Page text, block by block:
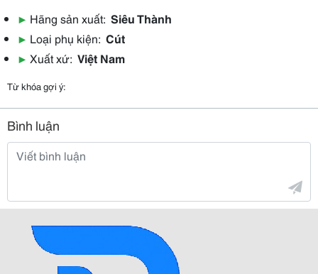
▶ Hãng sản xuất: Siêu Thành
▶ Loại phụ kiện: Cút
▶ Xuất xứ: Việt Nam
Từ khóa gợi ý:
Bình luận